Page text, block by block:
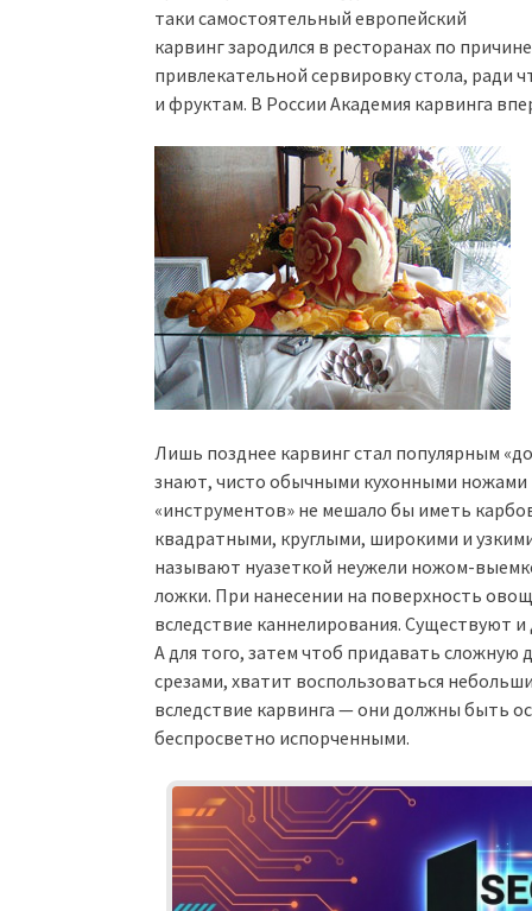
таки самостоятельный европейский
карвинг зародился в ресторанах по
привлекательной сервировку стола, ради
и фруктам. В России Академия карвинга
Лишь позднее карвинг стал популярным
знают, чисто обычными кухонными ножами
«инструментов» не мешало бы иметь
квадратными, круглыми, широкими и
называют нуазеткой неужели ножом-
ложки. При нанесении на поверхность
вследствие каннелирования. Существуют
А для того, затем чтоб придавать
срезами, хватит воспользоваться
вследствие карвинга — они должны быть
беспросветно испорченными.